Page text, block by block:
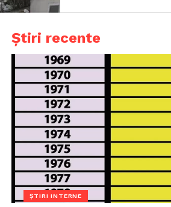
Știri recente
ȘTIRI INTERNE